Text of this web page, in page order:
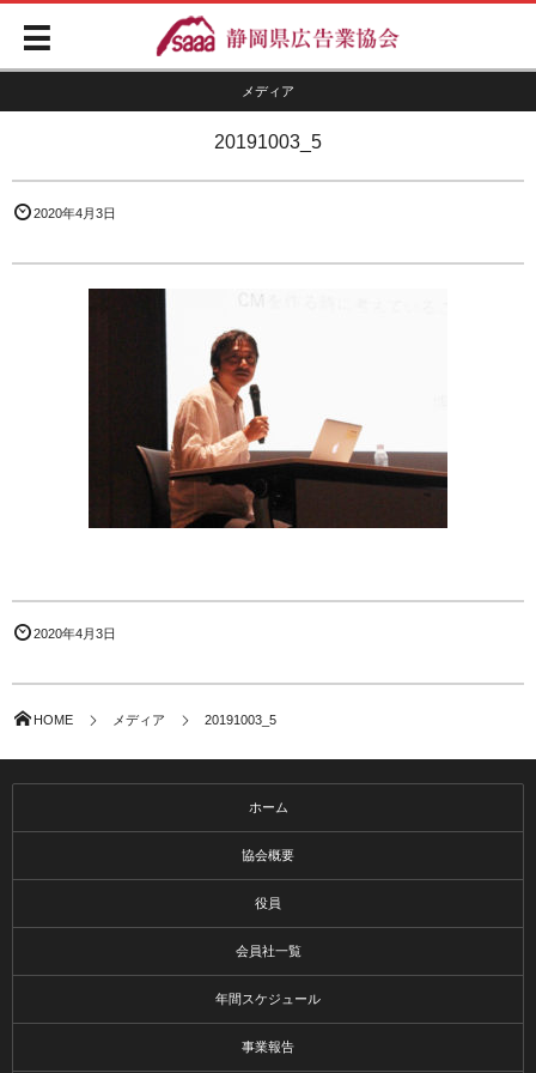
メディア
20191003_5
2020年4月3日
2020年4月3日
HOME メディア 20191003_5
ホーム
協会概要
役員
会員社一覧
年間スケジュール
事業報告